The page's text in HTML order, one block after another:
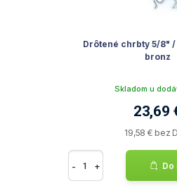
Drôtené chrbty 5/8" /
bronz
Skladom u
23,69
19,58 € bez
- + Do